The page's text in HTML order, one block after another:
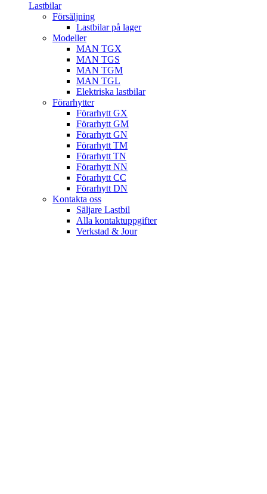
Lastbilar
Försäljning
Lastbilar på lager
Modeller
MAN TGX
MAN TGS
MAN TGM
MAN TGL
Elektriska lastbilar
Förarhytter
Förarhytt GX
Förarhytt GM
Förarhytt GN
Förarhytt TM
Förarhytt TN
Förarhytt NN
Förarhytt CC
Förarhytt DN
Kontakta oss
Säljare Lastbil
Alla kontaktuppgifter
Verkstad & Jour